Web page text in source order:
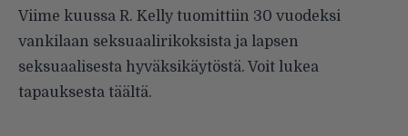
Viime kuussa R. Kelly tuomittiin 30 vuodeksi
vankilaan seksuaalirikoksista ja lapsen
seksuaalisesta hyväksikäytöstä. Voit lukea
tapauksesta täältä.